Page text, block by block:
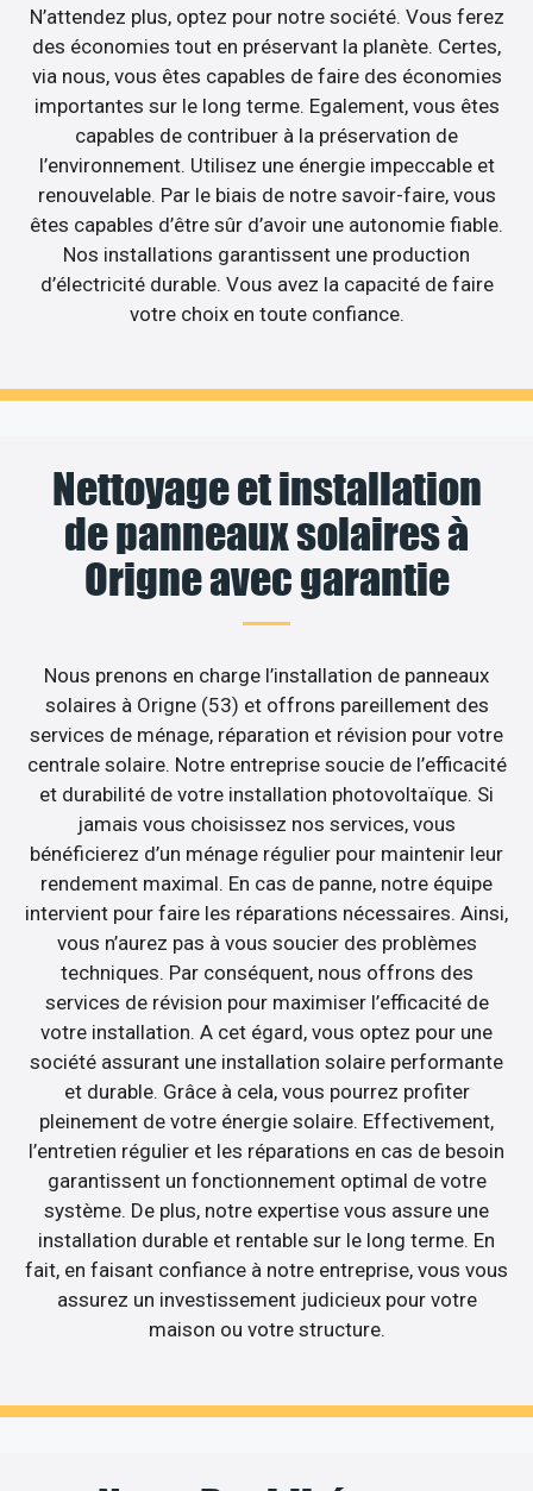
N’attendez plus, optez pour notre société. Vous ferez
des économies tout en préservant la planète. Certes,
via nous, vous êtes capables de faire des économies
importantes sur le long terme. Egalement, vous êtes
capables de contribuer à la préservation de
l’environnement. Utilisez une énergie impeccable et
renouvelable. Par le biais de notre savoir-faire, vous
êtes capables d’être sûr d’avoir une autonomie fiable.
Nos installations garantissent une production
d’électricité durable. Vous avez la capacité de faire
votre choix en toute confiance.
Nettoyage et installation
de panneaux solaires à
Origne avec garantie
Nous prenons en charge l’installation de panneaux
solaires à Origne (53) et offrons pareillement des
services de ménage, réparation et révision pour votre
centrale solaire. Notre entreprise soucie de l’efficacité
et durabilité de votre installation photovoltaïque. Si
jamais vous choisissez nos services, vous
bénéficierez d’un ménage régulier pour maintenir leur
rendement maximal. En cas de panne, notre équipe
intervient pour faire les réparations nécessaires. Ainsi,
vous n’aurez pas à vous soucier des problèmes
techniques. Par conséquent, nous offrons des
services de révision pour maximiser l’efficacité de
votre installation. A cet égard, vous optez pour une
société assurant une installation solaire performante
et durable. Grâce à cela, vous pourrez profiter
pleinement de votre énergie solaire. Effectivement,
l’entretien régulier et les réparations en cas de besoin
garantissent un fonctionnement optimal de votre
système. De plus, notre expertise vous assure une
installation durable et rentable sur le long terme. En
fait, en faisant confiance à notre entreprise, vous vous
assurez un investissement judicieux pour votre
maison ou votre structure.